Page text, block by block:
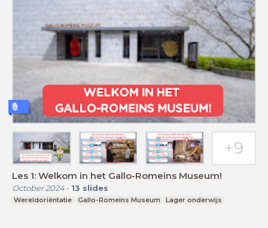
Les 1: Welkom in het Gallo-Romeins Museum!
October 2024- 13 slides
Wereldoriëntatie Gallo-Romeins Museum Lager onderwijs